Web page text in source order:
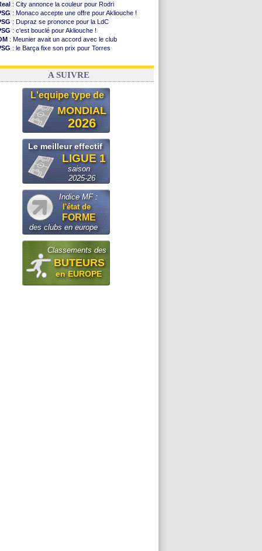
: City annonce la couleur pour Rodri
: Monaco accepte une offre pour Akliouche !
: Dupraz se prononce pour la LdC
: c'est bouclé pour Akliouche !
: Meunier avait un accord avec le club
: le Barça fixe son prix pour Torres
: Torres souhaite rejoindre le PSG !
A SUIVRE
L'equipe type de
MONDIAL
2026
Le meilleur effectif
LIGUE 1
saison
2025-26
Indice MF :
l'état de
FORME
des clubs en europe
Classements des
BUTEURS
en EUROPE